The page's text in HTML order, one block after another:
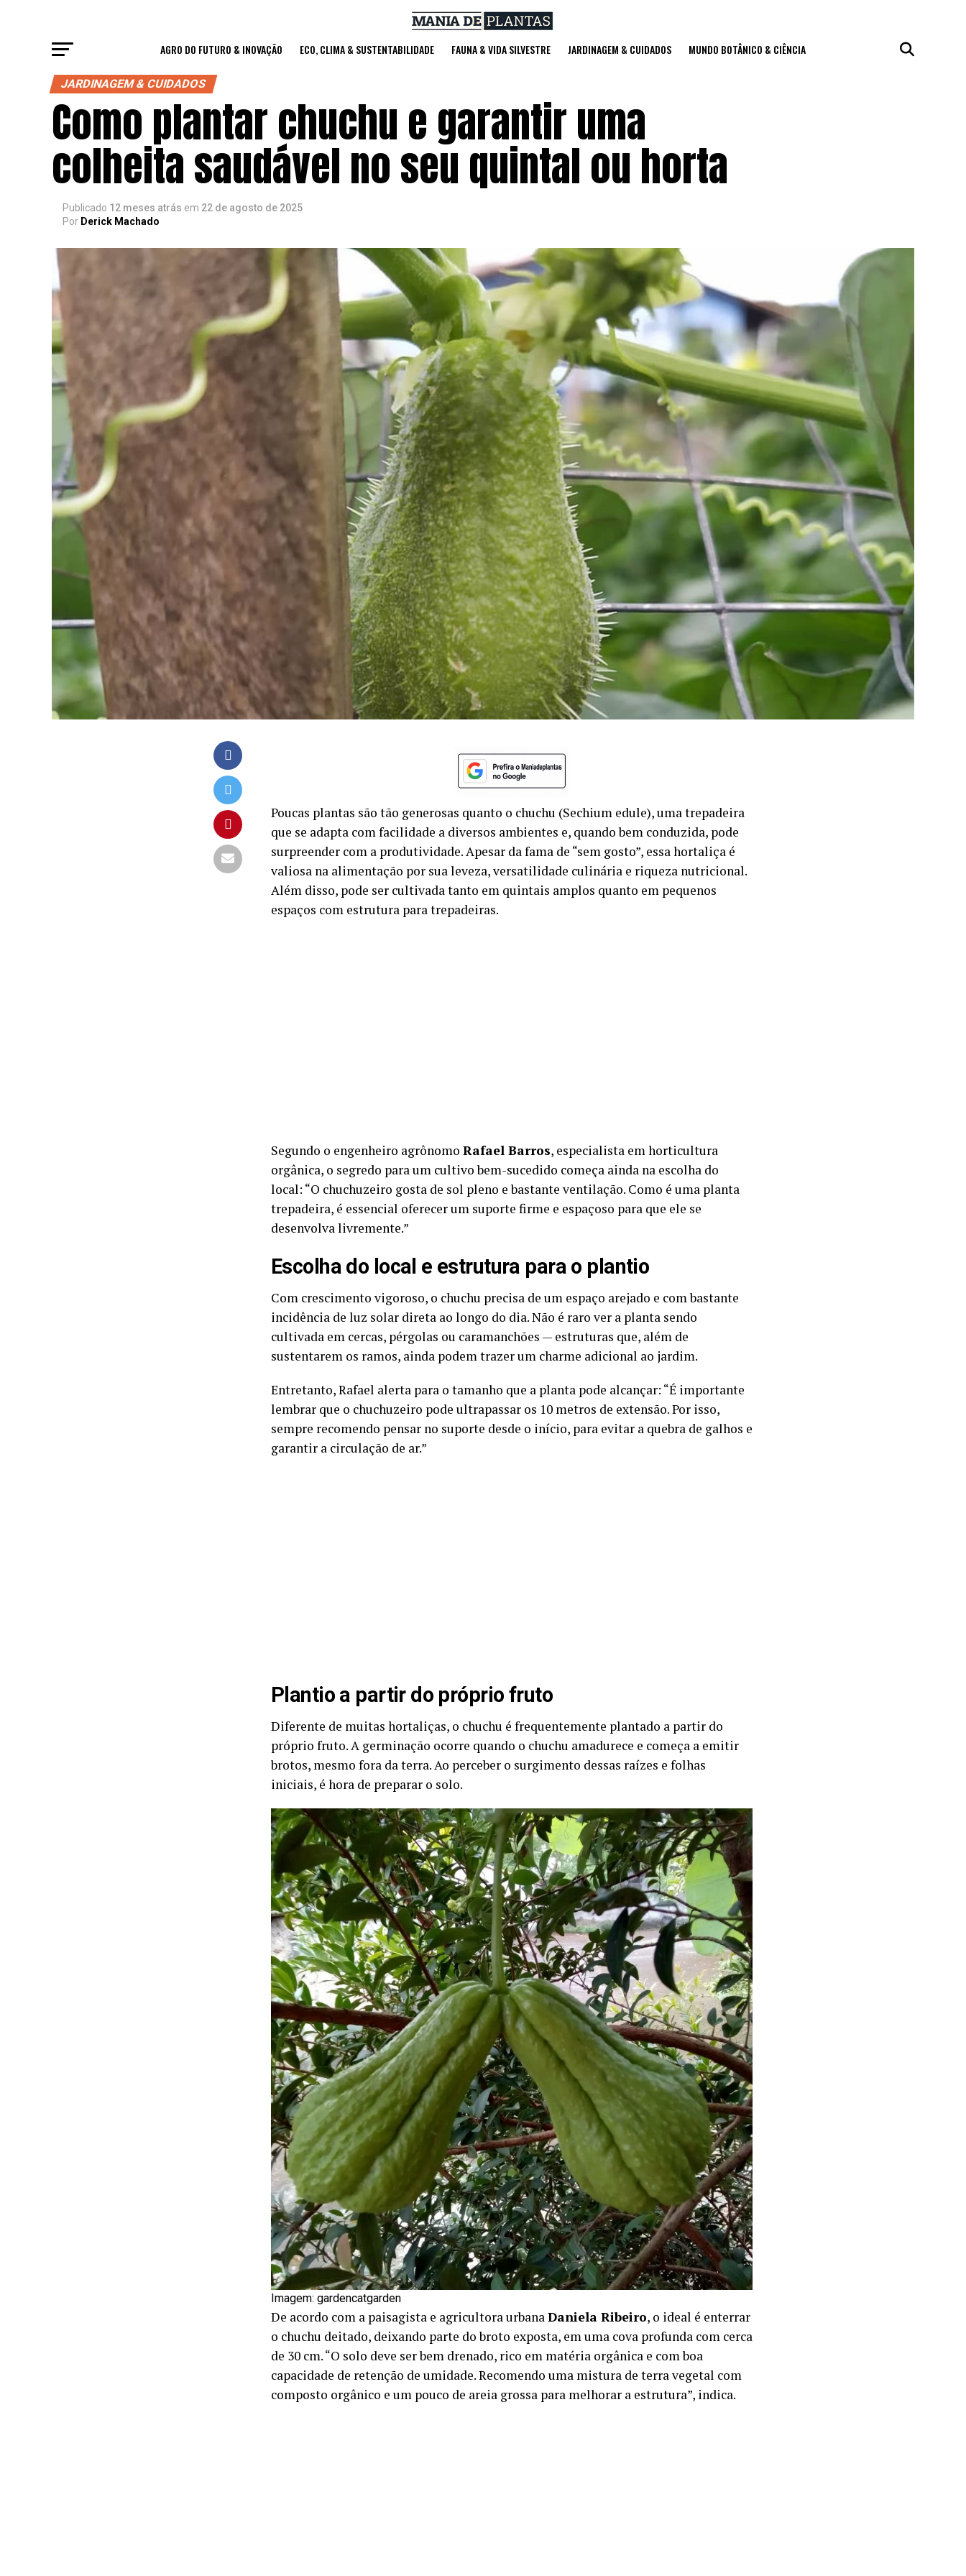
AGRO DO FUTURO & INOVAÇÃO ECO, CLIMA & SUSTENTABILIDADE FAUNA & VIDA SILVESTRE JARDINAGEM & CUIDADOS MUNDO BOTÂNICO & CIÊNCIA
JARDINAGEM & CUIDADOS
Como plantar chuchu e garantir uma
colheita saudável no seu quintal ou horta
Publicado 12 meses atrás em 22 de agosto de 2025
Por Derick Machado
Poucas plantas são tão generosas quanto o chuchu (Sechium edule), uma trepadeira
que se adapta com facilidade a diversos ambientes e, quando bem conduzida, pode
surpreender com a produtividade. Apesar da fama de “sem gosto”, essa hortaliça é
valiosa na alimentação por sua leveza, versatilidade culinária e riqueza nutricional.
Além disso, pode ser cultivada tanto em quintais amplos quanto em pequenos
espaços com estrutura para trepadeiras.
Segundo o engenheiro agrônomo Rafael Barros, especialista em horticultura
orgânica, o segredo para um cultivo bem-sucedido começa ainda na escolha do
local: “O chuchuzeiro gosta de sol pleno e bastante ventilação. Como é uma planta
trepadeira, é essencial oferecer um suporte firme e espaçoso para que ele se
desenvolva livremente.”
Escolha do local e estrutura para o plantio
Com crescimento vigoroso, o chuchu precisa de um espaço arejado e com bastante
incidência de luz solar direta ao longo do dia. Não é raro ver a planta sendo
cultivada em cercas, pérgolas ou caramanchões — estruturas que, além de
sustentarem os ramos, ainda podem trazer um charme adicional ao jardim.
Entretanto, Rafael alerta para o tamanho que a planta pode alcançar: “É importante
lembrar que o chuchuzeiro pode ultrapassar os 10 metros de extensão. Por isso,
sempre recomendo pensar no suporte desde o início, para evitar a quebra de galhos e
garantir a circulação de ar.”
Plantio a partir do próprio fruto
Diferente de muitas hortaliças, o chuchu é frequentemente plantado a partir do
próprio fruto. A germinação ocorre quando o chuchu amadurece e começa a emitir
brotos, mesmo fora da terra. Ao perceber o surgimento dessas raízes e folhas
iniciais, é hora de preparar o solo.
Imagem: gardencatgarden
De acordo com a paisagista e agricultora urbanaDaniela Ribeiro, o ideal é enterrar
o chuchu deitado, deixando parte do broto exposta, em uma cova profunda com cerca
de 30 cm. “O solo deve ser bem drenado, rico em matéria orgânica e com boa
capacidade de retenção de umidade. Recomendo uma mistura de terra vegetal com
composto orgânico e um pouco de areia grossa para melhorar a estrutura”, indica.